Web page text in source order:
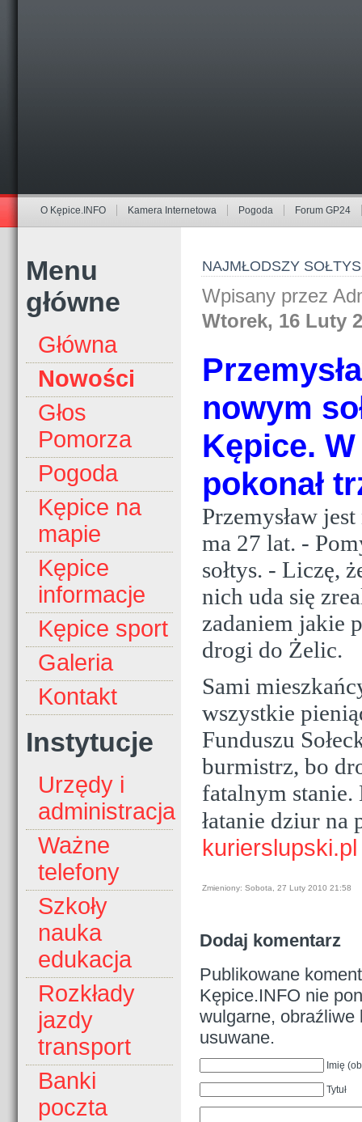
O Kępice.INFO Kamera Internetowa Pogoda Forum GP24
Menu
główne
Główna
Nowości
Głos
Pomorza
Pogoda
Kępice na
mapie
Kępice
informacje
Kępice sport
Galeria
Kontakt
Instytucje
Urzędy i
administracja
Ważne
telefony
Szkoły
nauka
edukacja
Rozkłady
jazdy
transport
Banki
poczta
NAJMŁODSZY
Wpisany przez
Wtorek, 16 Luty
nowym
Kępice.
pokonał
Przemysław
ma 27 lat. -
sołtys. - Liczę,
nich uda się
zadaniem jakie
drogi do Żelic.
Sami
wszystkie
Funduszu
burmistrz, bo
fatalnym
łatanie dziur na
kurierslupski.pl
Zmieniony: Sobota, 27 Luty 2010 21:58
Dodaj komentarz
Publikowane
Kępice.INFO nie
wulgarne, obraźliwe
usuwane.
Imię
Tytuł